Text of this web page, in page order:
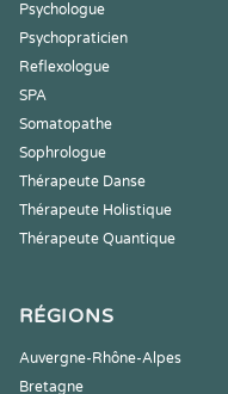
Psychologue
Psychopraticien
Reflexologue
SPA
Somatopathe
Sophrologue
Thérapeute Danse
Thérapeute Holistique
Thérapeute Quantique
RÉGIONS
Auvergne-Rhône-Alpes
Bretagne